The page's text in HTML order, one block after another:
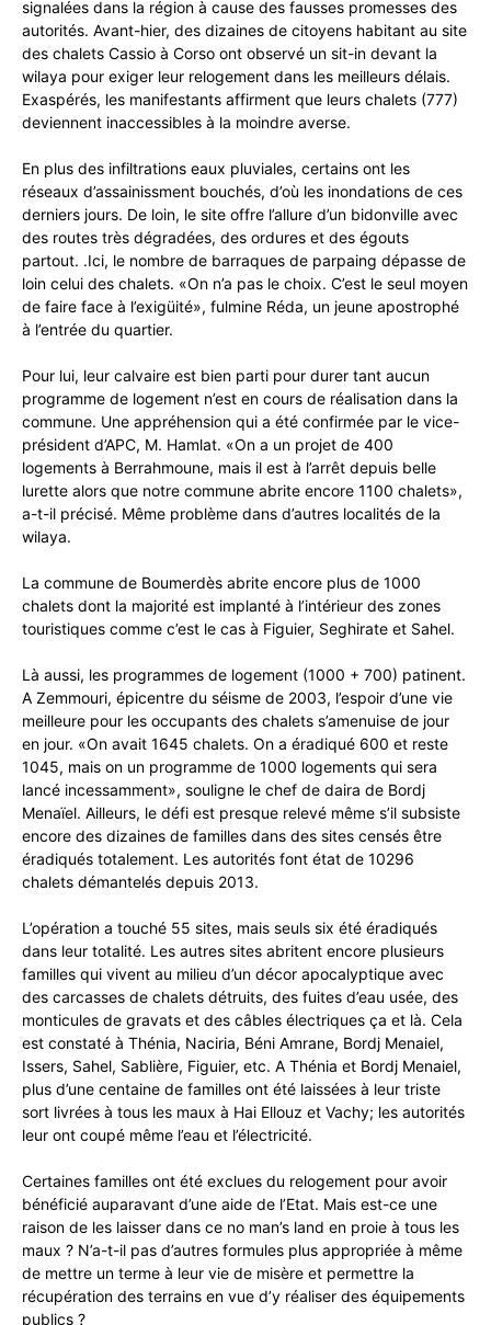
signalées dans la région à cause des fausses promesses des
autorités. Avant-hier, des dizaines de citoyens habitant au site
des chalets Cassio à Corso ont observé un sit-in devant la
wilaya pour exiger leur relogement dans les meilleurs délais.
Exaspérés, les manifestants affirment que leurs chalets (777)
deviennent inaccessibles à la moindre averse.
En plus des infiltrations eaux pluviales, certains ont les
réseaux d’assainissment bouchés, d’où les inondations de ces
derniers jours. De loin, le site offre l’allure d’un bidonville avec
des routes très dégradées, des ordures et des égouts
partout. .Ici, le nombre de barraques de parpaing dépasse de
loin celui des chalets. «On n’a pas le choix. C’est le seul moyen
de faire face à l’exigüité», fulmine Réda, un jeune apostrophé
à l’entrée du quartier.
Pour lui, leur calvaire est bien parti pour durer tant aucun
programme de logement n’est en cours de réalisation dans la
commune. Une appréhension qui a été confirmée par le vice-
président d’APC, M. Hamlat. «On a un projet de 400
logements à Berrahmoune, mais il est à l’arrêt depuis belle
lurette alors que notre commune abrite encore 1100 chalets»,
a-t-il précisé. Même problème dans d’autres localités de la
wilaya.
La commune de Boumerdès abrite encore plus de 1000
chalets dont la majorité est implanté à l’intérieur des zones
touristiques comme c’est le cas à Figuier, Seghirate et Sahel.
Là aussi, les programmes de logement (1000 + 700) patinent.
A Zemmouri, épicentre du séisme de 2003, l’espoir d’une vie
meilleure pour les occupants des chalets s’amenuise de jour
en jour. «On avait 1645 chalets. On a éradiqué 600 et reste
1045, mais on un programme de 1000 logements qui sera
lancé incessamment», souligne le chef de daira de Bordj
Menaïel. Ailleurs, le défi est presque relevé même s’il subsiste
encore des dizaines de familles dans des sites censés être
éradiqués totalement. Les autorités font état de 10296
chalets démantelés depuis 2013.
L’opération a touché 55 sites, mais seuls six été éradiqués
dans leur totalité. Les autres sites abritent encore plusieurs
familles qui vivent au milieu d’un décor apocalyptique avec
des carcasses de chalets détruits, des fuites d’eau usée, des
monticules de gravats et des câbles électriques ça et là. Cela
est constaté à Thénia, Naciria, Béni Amrane, Bordj Menaiel,
Issers, Sahel, Sablière, Figuier, etc. A Thénia et Bordj Menaiel,
plus d’une centaine de familles ont été laissées à leur triste
sort livrées à tous les maux à Hai Ellouz et Vachy; les autorités
leur ont coupé même l’eau et l’électricité.
Certaines familles ont été exclues du relogement pour avoir
bénéficié auparavant d’une aide de l’Etat. Mais est-ce une
raison de les laisser dans ce no man’s land en proie à tous les
maux ? N’a-t-il pas d’autres formules plus appropriée à même
de mettre un terme à leur vie de misère et permettre la
récupération des terrains en vue d’y réaliser des équipements
publics ?